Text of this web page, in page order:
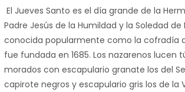
El Jueves Santo es el día grande de la
Padre Jesús de la Humildad y la Soledad de
conocida popularmente como la cofradía
fue fundada en 1685. Los nazarenos lucen
morados con escapulario granate los del
capirote negros y escapulario gris los de la